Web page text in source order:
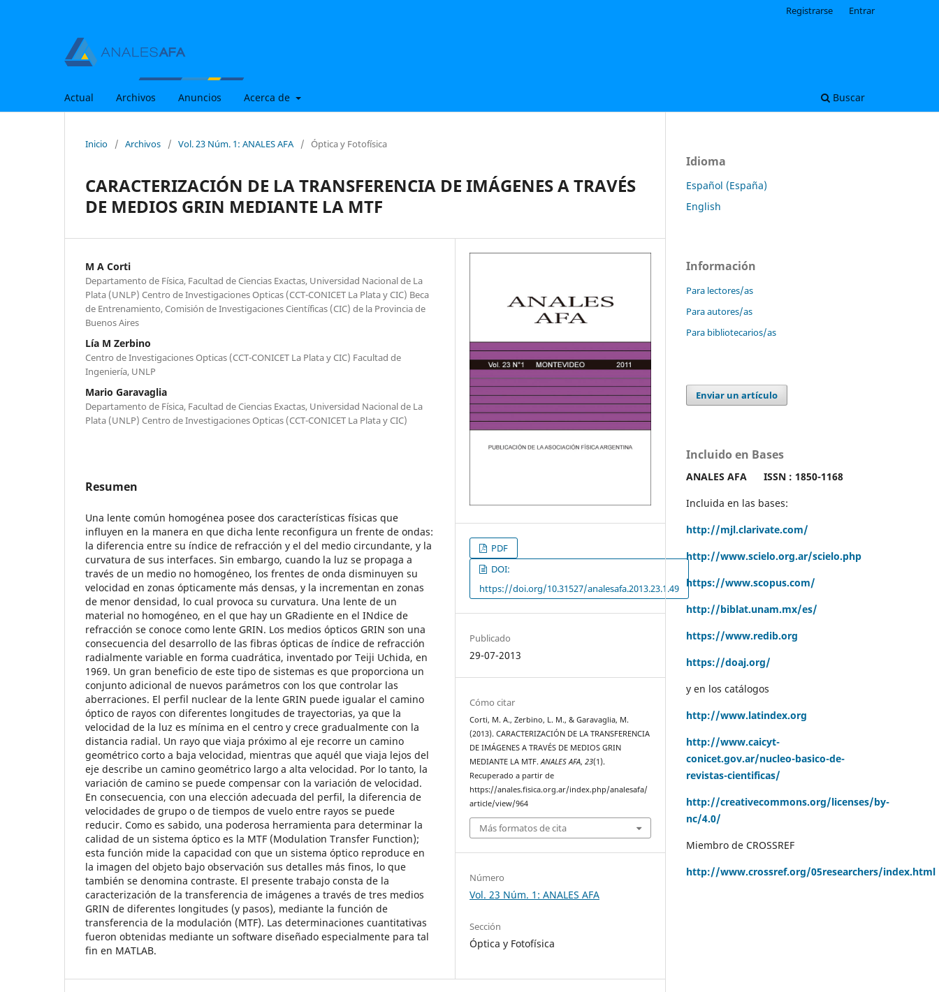
Actual Archivos Anuncios Acerca de Buscar
Registrarse Entrar
Inicio / Archivos / Vol. 23 Núm. 1: ANALES AFA / Óptica y Fotofísica
CARACTERIZACIÓN DE LA TRANSFERENCIA DE IMÁGENES A TRAVÉS
DE MEDIOS GRIN MEDIANTE LA MTF
M A Corti
Departamento de Física, Facultad de Ciencias Exactas, Universidad Nacional de La
Plata (UNLP) Centro de Investigaciones Opticas (CCT-CONICET La Plata y CIC) Beca
de Entrenamiento, Comisión de Investigaciones Científicas (CIC) de la Provincia de
Buenos Aires
Lía M Zerbino
Centro de Investigaciones Opticas (CCT-CONICET La Plata y CIC) Facultad de
Ingeniería, UNLP
Mario Garavaglia
Departamento de Física, Facultad de Ciencias Exactas, Universidad Nacional de La
Plata (UNLP) Centro de Investigaciones Opticas (CCT-CONICET La Plata y CIC)
Resumen
Una lente común homogénea posee dos características físicas que
influyen en la manera en que dicha lente reconfigura un frente de ondas:
la diferencia entre su índice de refracción y el del medio circundante, y la
curvatura de sus interfaces. Sin embargo, cuando la luz se propaga a
través de un medio no homogéneo, los frentes de onda disminuyen su
velocidad en zonas ópticamente más densas, y la incrementan en zonas
de menor densidad, lo cual provoca su curvatura. Una lente de un
material no homogéneo, en el que hay un GRadiente en el INdice de
refracción se conoce como lente GRIN. Los medios ópticos GRIN son una
consecuencia del desarrollo de las fibras ópticas de índice de refracción
radialmente variable en forma cuadrática, inventado por Teiji Uchida, en
1969. Un gran beneficio de este tipo de sistemas es que proporciona un
conjunto adicional de nuevos parámetros con los que controlar las
aberraciones. El perfil nuclear de la lente GRIN puede igualar el camino
óptico de rayos con diferentes longitudes de trayectorias, ya que la
velocidad de la luz es mínima en el centro y crece gradualmente con la
distancia radial. Un rayo que viaja próximo al eje recorre un camino
geométrico corto a baja velocidad, mientras que aquél que viaja lejos del
eje describe un camino geométrico largo a alta velocidad. Por lo tanto, la
variación de camino se puede compensar con la variación de velocidad.
En consecuencia, con una elección adecuada del perfil, la diferencia de
velocidades de grupo o de tiempos de vuelo entre rayos se puede
reducir. Como es sabido, una poderosa herramienta para determinar la
calidad de un sistema óptico es la MTF (Modulation Transfer Function);
esta función mide la capacidad con que un sistema óptico reproduce en
la imagen del objeto bajo observación sus detalles más finos, lo que
también se denomina contraste. El presente trabajo consta de la
caracterización de la transferencia de imágenes a través de tres medios
GRIN de diferentes longitudes (y pasos), mediante la función de
transferencia de la modulación (MTF). Las determinaciones cuantitativas
fueron obtenidas mediante un software diseñado especialmente para tal
fin en MATLAB.
PDF
DOI:
https://doi.org/10.31527/analesafa.2013.23.1.49
Publicado
29-07-2013
Cómo citar
Corti, M. A., Zerbino, L. M., & Garavaglia, M.
(2013). CARACTERIZACIÓN DE LA TRANSFERENCIA
DE IMÁGENES A TRAVÉS DE MEDIOS GRIN
MEDIANTE LA MTF.ANALES AFA,23(1).
Recuperado a partir de
https://anales.fisica.org.ar/index.php/analesafa/
article/view/964
Más formatos de cita
Número
Vol. 23 Núm. 1: ANALES AFA
Sección
Óptica y Fotofísica
Idioma
Español (España)
English
Información
Para lectores/as
Para autores/as
Para bibliotecarios/as
Enviar un artículo
Incluido en Bases
ANALES AFA ISSN : 1850-1168
Incluida en las bases:
http://mjl.clarivate.com/
http://www.scielo.org.ar/scielo.php
https://www.scopus.com/
http://biblat.unam.mx/es/
https://www.redib.org
https://doaj.org/
y en los catálogos
http://www.latindex.org
http://www.caicyt-
conicet.gov.ar/nucleo-basico-de-
revistas-cientificas/
http://creativecommons.org/licenses/by-
nc/4.0/
Miembro de CROSSREF
http://www.crossref.org/05researchers/index.html